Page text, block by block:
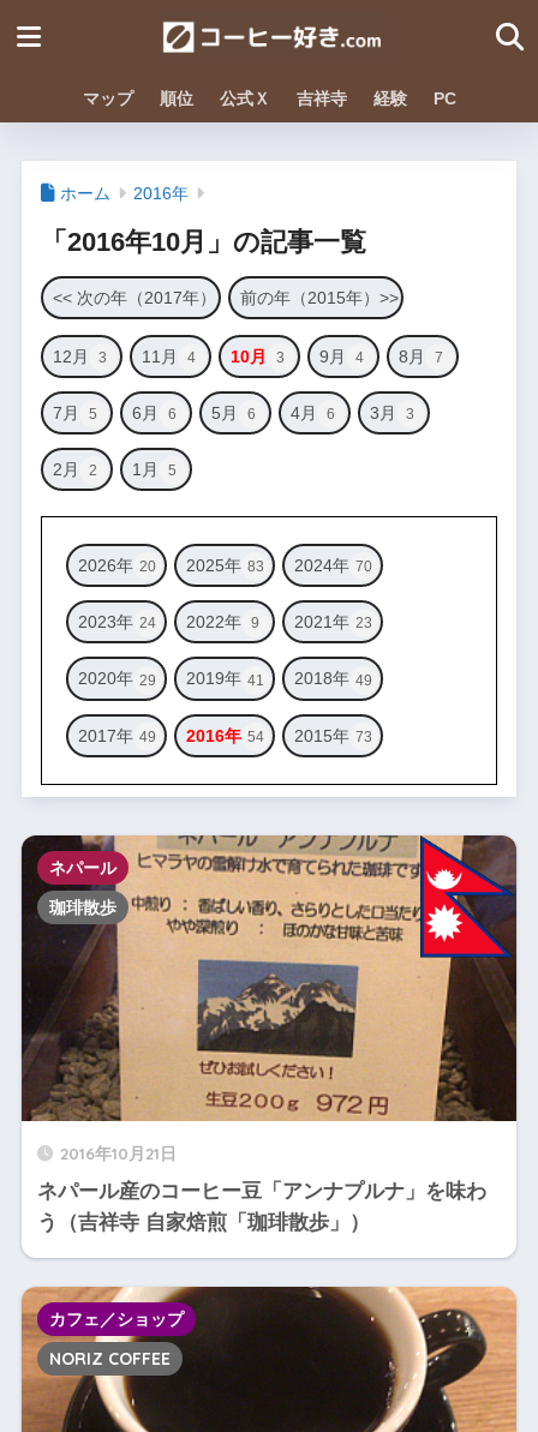
マップ 順位 公式Ｘ 吉祥寺 経験 PC
ホーム 2016年
「2016年10月」の記事一覧
<< 次の年（2017年） 前の年（2015年）>>
12月 3 11月 4 10月 3 9月 4 8月 7
7月 5 6月 6 5月 6 4月 6 3月 3
2月 2 1月 5
2026年 20 2025年 83 2024年 70
2023年 24 2022年 9 2021年 23
2020年 29 2019年 41 2018年 49
2017年 49 2016年 54 2015年 73
2016年10月21日
ネパール産のコーヒー豆「アンナプルナ」を味わ
う（吉祥寺 自家焙煎「珈琲散歩」）
ネパール
珈琲散歩
カフェ／ショップ
NORIZ COFFEE